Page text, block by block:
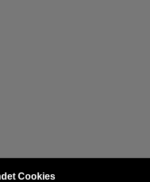
Cookies